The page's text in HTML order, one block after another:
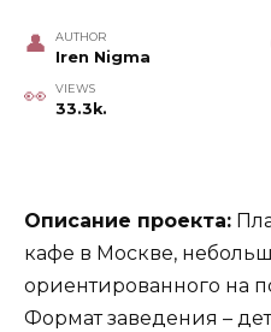
AUTHOR
Iren Nigma
VIEWS
33.3k.
Описание проекта:
кафе в Москве,
ориентированного на
Формат заведения –